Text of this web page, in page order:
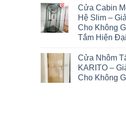
Cửa Cabin
Hệ Slim –
Cho Không
Tắm Hiện Đại
Cửa Nhôm
KARITO –
Cho Không